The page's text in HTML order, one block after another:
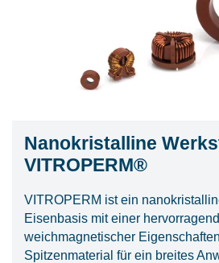
Nanokristalline
VITROPERM®
VITROPERM ist ein
Eisenbasis mit einer
weichmagnetischer
Spitzenmaterial für ein breites